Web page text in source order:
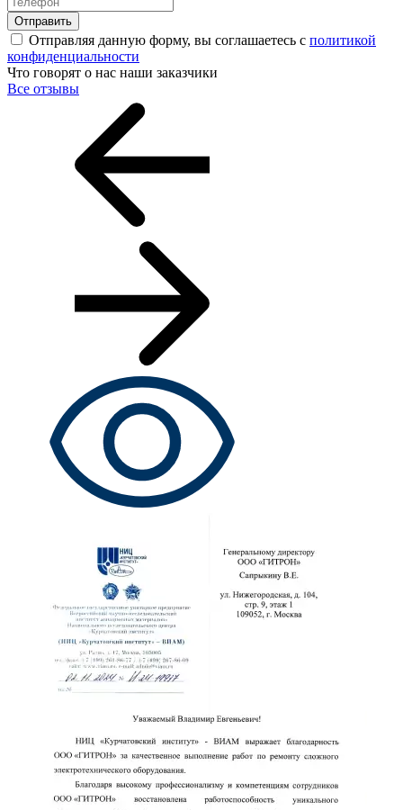
Отправить
Отправляя данную форму, вы соглашаетесь с политикой
конфиденциальности
Что говорят о нас наши заказчики
Все отзывы